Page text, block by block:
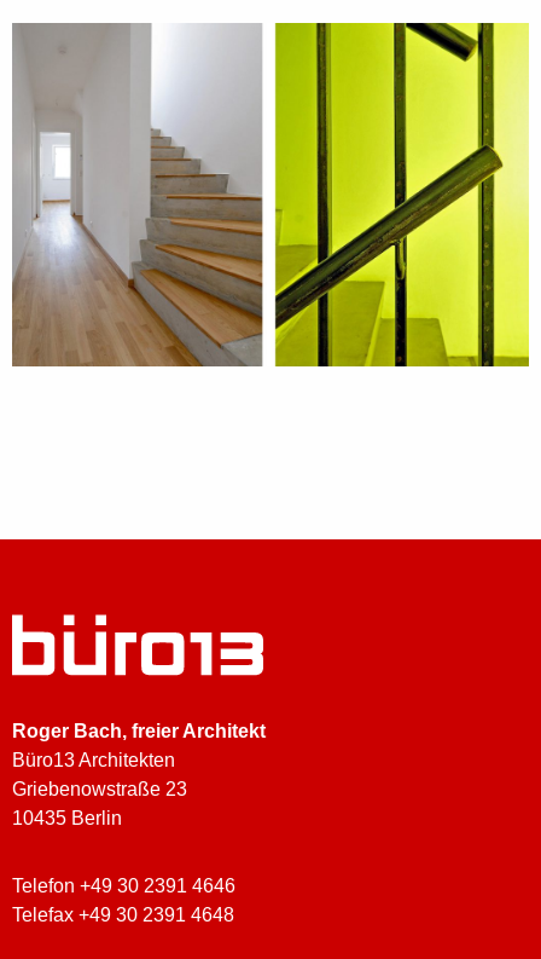
Roger Bach, freier Architekt
Büro13 Architekten
Griebenowstraße 23
10435 Berlin
Telefon +49 30 2391 4646
Telefax +49 30 2391 4648